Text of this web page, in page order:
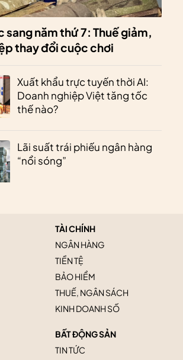
sang năm thứ 7: Thuế giảm,
thay đổi cuộc chơi
Xuất khẩu trực tuyến thời AI:
Doanh nghiệp Việt tăng tốc
thế nào?
Lãi suất trái phiếu ngân hàng
“nổi sóng”
TÀI CHÍNH
NGÂN HÀNG
TIỀN TỆ
BẢO HIỂM
THUẾ, NGÂN SÁCH
KINH DOANH SỐ
BẤT ĐỘNG SẢN
TIN TỨC